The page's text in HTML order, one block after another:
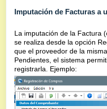
Imputación de Facturas a
La imputación de la Factura
se realiza desde la opción
que el proveedor de la
Pendientes, el sistema
registrarla. Ejemplo: